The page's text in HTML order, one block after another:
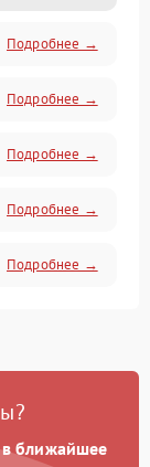
Подробнее →
Подробнее →
Подробнее →
Подробнее →
Подробнее →
в ближайшее